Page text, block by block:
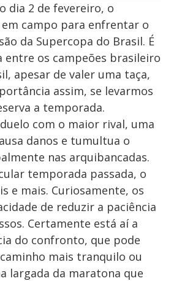
dia 2 de fevereiro, o
campo para enfrentar o
da Supercopa do Brasil. É
os campeões brasileiro
apesar de valer uma taça,
assim, se levarmos
a temporada.
com o maior rival, uma
danos e tumultua o
nas arquibancadas.
temporada passada, o
e mais. Curiosamente, os
de reduzir a paciência
Certamente está aí a
do confronto, que pode
mais tranquilo ou
largada da maratona que